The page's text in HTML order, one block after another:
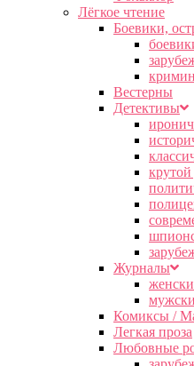
Лёгкое чтение
Боевики,
Вестерны
Детективы
крутой
Журналы
Комиксы /
Легкая проза
Любовные